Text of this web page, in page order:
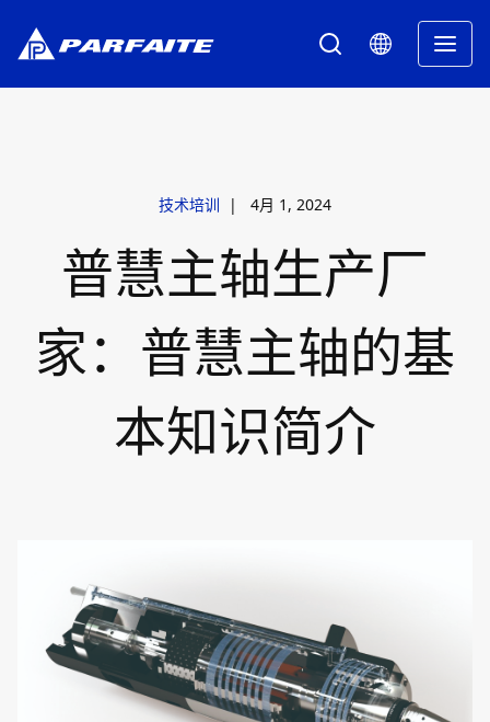
技术培训 | 4月 1, 2024
普慧主轴生产厂
家：普慧主轴的基
本知识简介